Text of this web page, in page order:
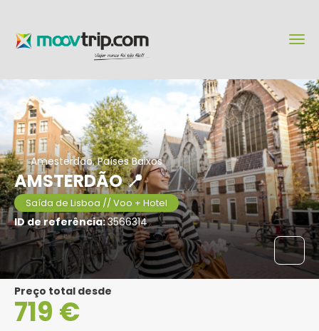
Amesterdão, Países Baixos
AMSTERDÃO 📍
Saída de Lisboa // Voo + Hotel
ID de referência:3566314
Preço total desde
719 €